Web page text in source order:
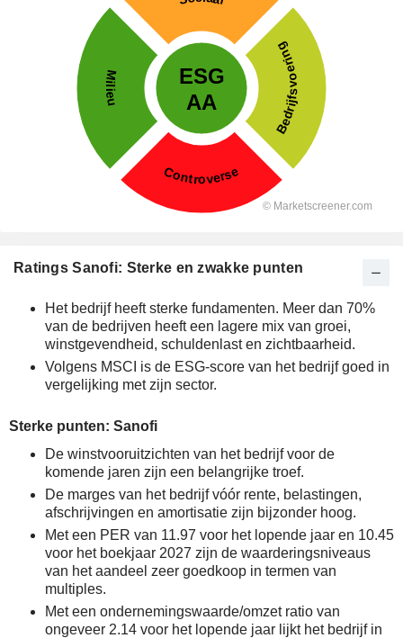
Ratings Sanofi: Sterke en zwakke punten
Het bedrijf heeft sterke fundamenten. Meer dan 70%
van de bedrijven heeft een lagere mix van groei,
winstgevendheid, schuldenlast en zichtbaarheid.
Volgens MSCI is de ESG-score van het bedrijf goed in
vergelijking met zijn sector.
Sterke punten: Sanofi
De winstvooruitzichten van het bedrijf voor de
komende jaren zijn een belangrijke troef.
De marges van het bedrijf vóór rente, belastingen,
afschrijvingen en amortisatie zijn bijzonder hoog.
Met een PER van 11.97 voor het lopende jaar en 10.45
voor het boekjaar 2027 zijn de waarderingsniveaus
van het aandeel zeer goedkoop in termen van
multiples.
Met een ondernemingswaarde/omzet ratio van
ongeveer 2.14 voor het lopende jaar lijkt het bedrijf in